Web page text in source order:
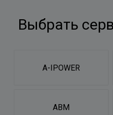
Выбрать
A-IPOWER
ABM